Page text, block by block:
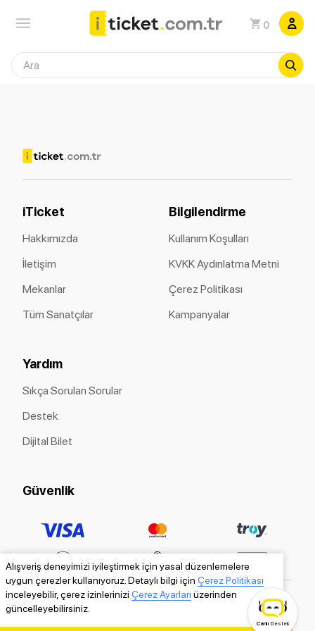
0
Alışveriş deneyimizi iyileştirmek için yasal düzenlemelere
uygun çerezler kullanıyoruz. Detaylı bilgi için Çerez Politikası
inceleyebilir, çerez izinlerinizi Çerez Ayarları üzerinden
güncelleyebilirsiniz.
iTicket
Hakkımızda
İletişim
Mekanlar
Tüm Sanatçılar
Bilgilendirme
Kullanım Koşulları
KVKK Aydınlatma Metni
Çerez Politikası
Kampanyalar
Yardım
Sıkça Sorulan Sorular
Destek
Dijital Bilet
Güvenlik
Canlı Destek